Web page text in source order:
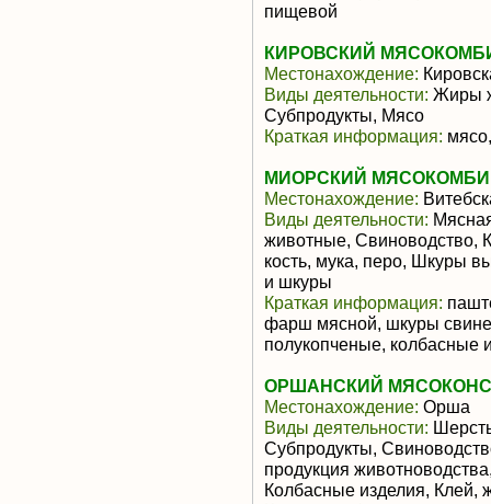
пищевой
КИРОВСКИЙ
Местонахождение:
Виды деятельности: Жиры
Субпродукты, Мясо
Краткая информация:
МИОРСКИЙ
Местонахождение:
Виды деятельности:
животные, Свиноводство,
кость, мука, перо, Шкуры
и шкуры
Краткая информация:
фарш мясной, шкуры
полукопченые, колбасные
ОРШАНСКИЙ
Местонахождение: Орша
Виды деятельности:
Субпродукты,
продукция
Колбасные изделия, Клей,